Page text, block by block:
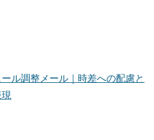
ール調整メール｜時差への配慮と